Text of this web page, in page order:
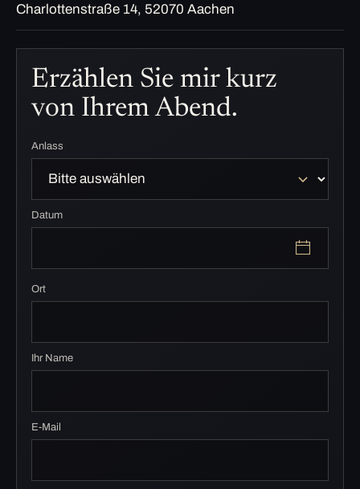
Charlottenstraße 14, 52070 Aachen
Erzählen Sie mir kurz
von Ihrem Abend.
Anlass
Datum
Ort
Ihr Name
E-Mail